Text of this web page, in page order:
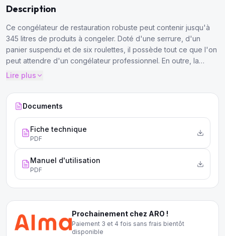
Description
Ce congélateur de restauration robuste peut contenir jusqu'à
345 litres de produits à congeler. Doté d'une serrure, d'un
panier suspendu et de six roulettes, il possède tout ce que l'on
peut attendre d'un congélateur professionnel. En outre, la
finition est très soignée, avec un revêtement blanc sur le boîtier
Lire plus
Documents
Fiche technique
PDF
Manuel d'utilisation
PDF
Prochainement chez ARO !
Paiement 3 et 4 fois sans frais bientôt
disponible